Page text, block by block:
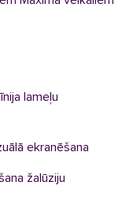
lameļu
ekranēšana
žalūziju